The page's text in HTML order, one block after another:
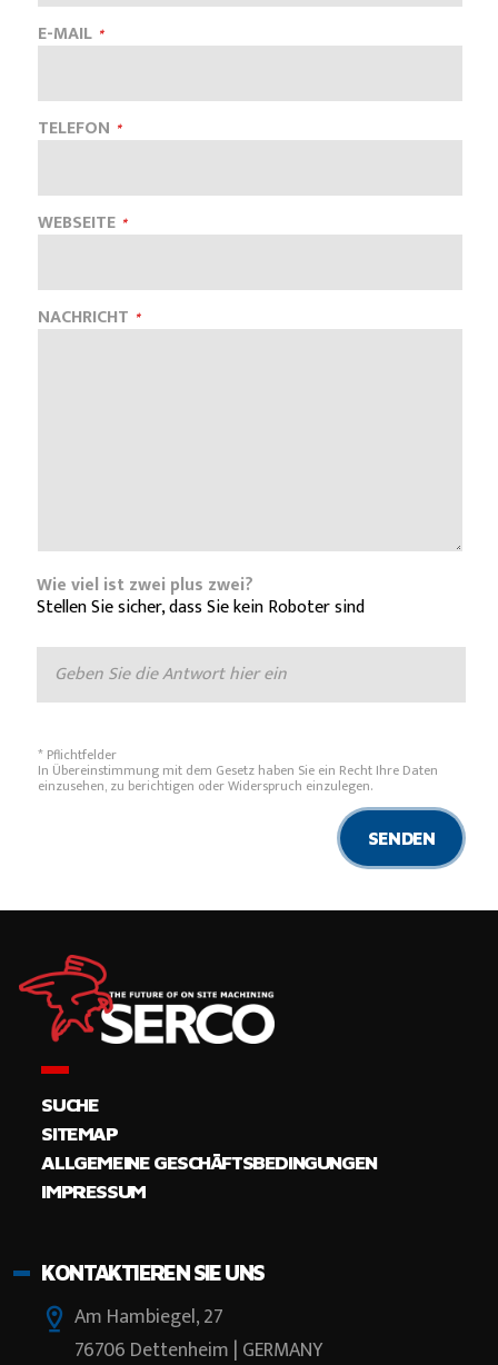
E-MAIL
TELEFON
WEBSEITE
NACHRICHT
Wie viel ist zwei plus zwei?
Stellen Sie sicher, dass Sie kein Roboter sind
* Pflichtfelder
In Übereinstimmung mit dem Gesetz haben Sie ein Recht Ihre Daten
einzusehen, zu berichtigen oder Widerspruch einzulegen.
SENDEN
SUCHE
SITEMAP
ALLGEMEINE GESCHÄFTSBEDINGUNGEN
IMPRESSUM
KONTAKTIEREN SIE UNS
Am Hambiegel, 27
76706 Dettenheim | GERMANY